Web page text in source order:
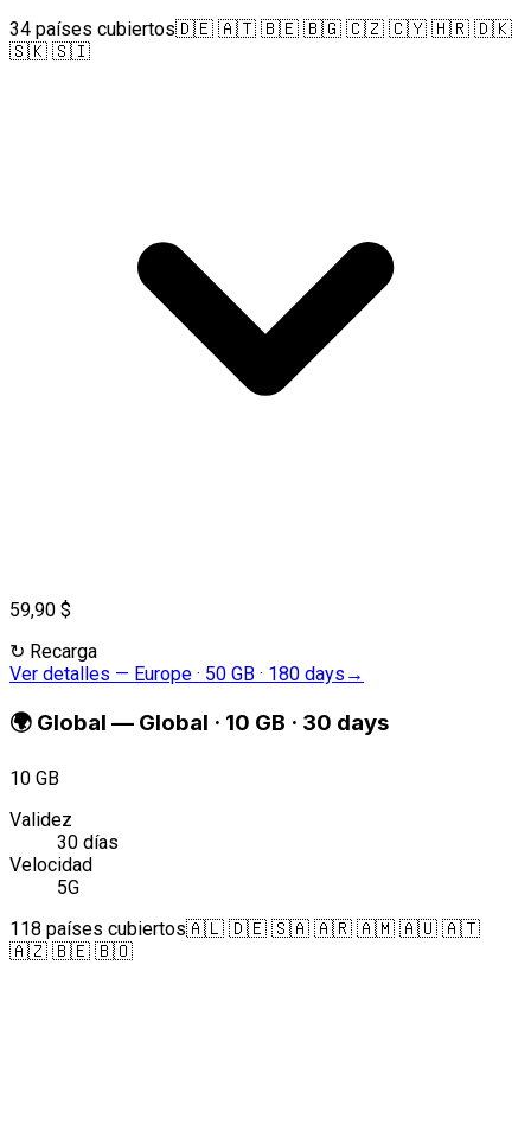
34 países cubiertos🇩🇪 🇦🇹 🇧🇪 🇧🇬 🇨🇿 🇨🇾 🇭🇷 🇩🇰
🇸🇰 🇸🇮
59,90 $
↻ Recarga
Ver detalles — Europe · 50 GB · 180 days →
🌍 Global — Global · 10 GB · 30 days
10 GB
Validez
30 días
Velocidad
5G
118 países cubiertos🇦🇱 🇩🇪 🇸🇦 🇦🇷 🇦🇲 🇦🇺 🇦🇹
🇦🇿 🇧🇪 🇧🇴